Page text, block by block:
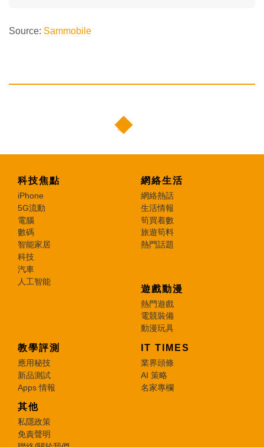
Source: Sammobile
科技焦點
iPhone
5G流動
電腦
數碼
智能家居
科技
汽車
人工智能
網絡生活
網絡熱話
生活情報
筍買着數
旅遊筍料
熱門話題
遊戲動漫
熱門遊戲
電競裝備
動漫玩具
教學評測
應用秘技
新品測試
Apps 情報
IT TIMES
業界頭條
AI 策略
名家專欄
其他
私隱政策
免責聲明